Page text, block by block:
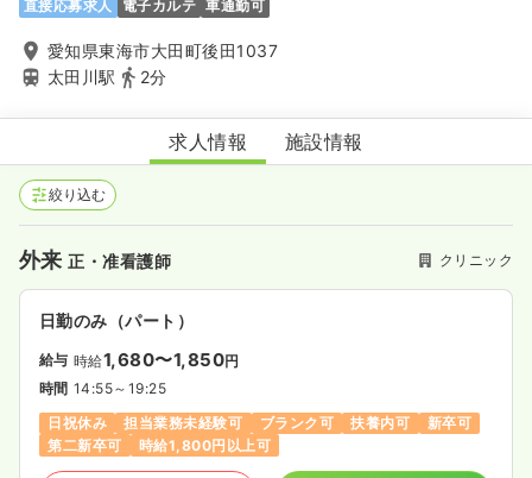
直接応募求人 電子カルテ 車通勤可
愛知県東海市大田町後田1037
太田川駅
2分
池田耳鼻咽喉科
求人情報 施設情報
絞り込む
外来正・准看護師 クリニック
日勤のみ（パート）
給与 時給1,680〜1,850円
時間 14:55～19:25
日祝休み
担当業務未経験可 ブランク可 扶養内可
新卒可
第二新卒可
時給1,800円以上可